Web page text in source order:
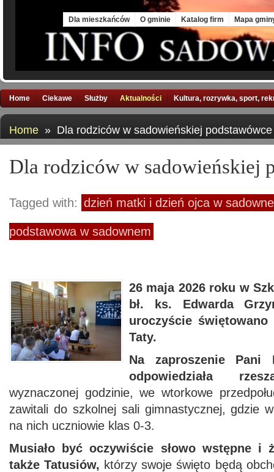
Dla mieszkańców O gminie Katalog firm Mapa
Home Ciekawe Służby Aktualności Kultura, rozrywka, sport,
Home » Dla rodziców w sadowieńskiej podstawówce
Dla rodziców w sadowieńskiej
Tagged with: dzień matki i dzień ojca w
podstawowa w sadownem
26 maja 2026 roku w
bł. ks. Edwarda
uroczyście
Taty.
Na zaproszenie Pani
odpowiedziała
wyznaczonej godzinie, we wtorkowe
zawitali do szkolnej sali gimnastycznej, gdzie
na nich uczniowie klas 0-3.
Musiało być oczywiście słowo wstępne i
także Tatusiów, którzy swoje święto będą